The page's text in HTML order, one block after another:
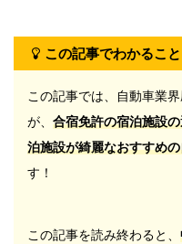
この記事でわかること
この記事では、自動車業
が、 合宿免許の宿泊施設
泊施設が綺麗なおすすめ
す！
この記事を読み終わると、